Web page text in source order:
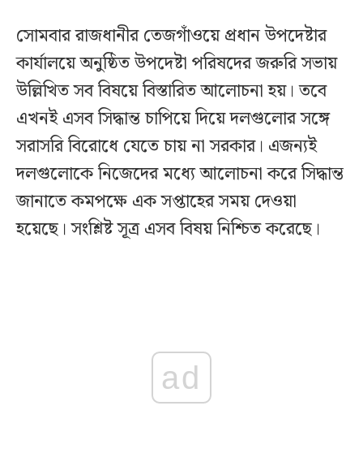
সোমবার রাজধানীর তেজগাঁওয়ে প্রধান উপদেষ্টার
কার্যালয়ে অনুষ্ঠিত উপদেষ্টা পরিষদের জরুরি সভায়
উল্লিখিত সব বিষয়ে বিস্তারিত আলোচনা হয়। তবে
এখনই এসব সিদ্ধান্ত চাপিয়ে দিয়ে দলগুলোর সঙ্গে
সরাসরি বিরোধে যেতে চায় না সরকার। এজন্যই
দলগুলোকে নিজেদের মধ্যে আলোচনা করে সিদ্ধান্ত
জানাতে কমপক্ষে এক সপ্তাহের সময় দেওয়া
হয়েছে। সংশ্লিষ্ট সূত্র এসব বিষয় নিশ্চিত করেছে।
ad